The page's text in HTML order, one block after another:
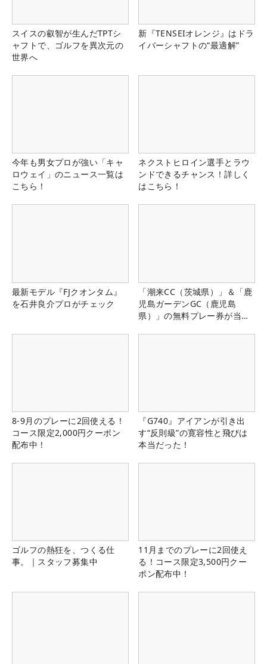
スイスの叡智が生んだTPTシ
ャフトで、ゴルフを異次元の
世界へ
新『TENSEIオレンジ』はドラ
イバーシャフトの“最適解”
今年も男女プロが強い「キャ
ロウェイ」のニュース一覧は
こちら！
ネクストヒロイン選手とラウ
ンドできるチャンス！詳しく
はこちら！
最新モデル『FJクオンタム』
を石井良介プロがチェック
「潮来CC（茨城県）」＆「鹿
児島ガーデンGC（鹿児島
県）」の無料プレー券が当た
8-9月のプレーに2回使える！
コース限定2,000円クーポン
配布中！
『G740』アイアンが引き出
す“反則級”の寛容性と飛びは
本当だった！
ゴルフの熱狂を、つくる仕
事。｜スタッフ募集中
11月までのプレーに2回使え
る！コース限定3,500円クー
ポン配布中！